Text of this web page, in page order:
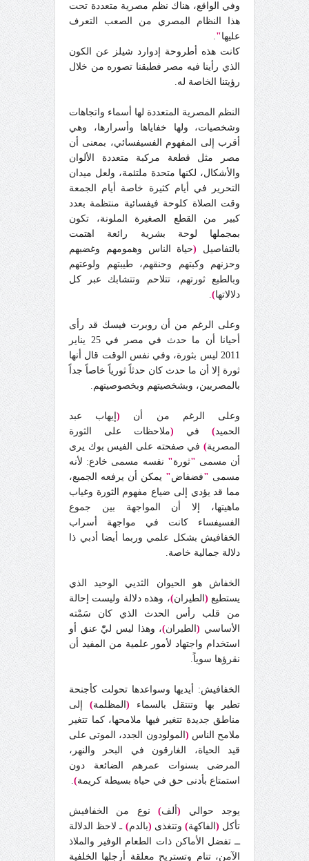
وفي الواقع، هناك نظم مصرية متعددة تحت
هذا النظام المصري من الصعب التعرف
عليها"
.
كانت هذه أطروحة إدوارد شيلز عن الكون
الذي رأينا فيه مصر فطبقنا تصوره من خلال
رؤيتنا الخاصة له.
النظم المصرية المتعددة لها أسماء واتجاهات
وشخصيات، ولها خفاياها وأسرارها، وهي
أقرب إلى المفهوم الفسيفسائي، بمعنى أن
مصر مثل قطعة مركبة متعددة الألوان
والأشكال، لكنها متحدة ملتئمة، ولعل ميدان
التحرير في أيام كثيرة خاصة أيام الجمعة
وقت الصلاة كلوحة فيفسائية منتظمة بعدد
كبير من القطع الصغيرة الملونة، تكون
بمجملها لوحة بشرية رائعة اهتمت
بالتفاصيل (حياة الناس وهمومهم وغضبهم
وحزنهم وكبتهم وحنقهم، طيبتهم ولوعتهم
وبالطبع ثورتهم، تتلاحم وتتشابك عبر كل
دلالاتها)
.
وعلى الرغم من أن روبرت فيسك قد رأى
أحيانا أن ما حدث في مصر في 25 يناير
2011 ليس بثورة، وفي نفس الوقت قال أنها
ثورة إلا أن ما حدث كان حدثاً ثورياً خاصاً جداً
بالمصريين، وبشخصيتهم وبخصوصيتهم.
وعلى الرغم من أن (إيهاب عبد
الحميد) في (ملاحظات على الثورة
المصرية) في صفحته على الفيس بوك يرى
أن مسمى "ثورة" نفسه مسمى خادع: لأنه
مسمى "فضفاض" يمكن أن يرفعه الجميع،
مما قد يؤدي إلى ضياع مفهوم الثورة وغياب
ماهيتها، إلا أن المواجهة بين جموع
الفسيفساء كانت في مواجهة أسراب
الخفافيش بشكل علمي وربما أيضا أدبي ذا
دلالة جمالية خاصة.
الخفاش هو الحيوان الثديي الوحيد الذي
يستطيع ( الطيران)، وهذه دلالة وليست إحالة
من قلب رأس الحدث الذي كان سَمْته
الأساسي (الطيران)، وهذا ليس ليّْ عنق أو
استخدام واجتهاد لأمور علمية من المفيد أن
نقرؤها سوياً.
الخفافيش: أيديها وسواعدها تحولت كأجنحة
تطير بها وتنتقل بالسماء ( المظلمة) إلى
مناطق جديدة تتغير فيها ملامحها، كما تتغير
ملامح الناس ( المولودون الجدد، الموتى على
قيد الحياة، الغارقون في البحر والنهر،
المرضى بسنوات عمرهم الضائعة دون
استمتاع بأدنى حق في حياة بسيطة كريمة)
.
يوجد حوالي (ألف)نوع من الخفافيش
تأكل ( الفاكهة) وتتغذى (بالدم) ـ لاحظ الدلالة
ــ تفضل الأماكن ذات الطعام الوفير والملاذ
الآمن، تنام وتستريح معلقة أرجلها الخلفية